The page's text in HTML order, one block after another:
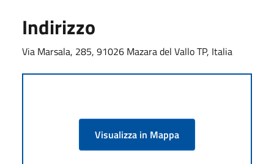
Indirizzo
Via Marsala, 285, 91026 Mazara del Vallo TP, Italia
Visualizza in Mappa